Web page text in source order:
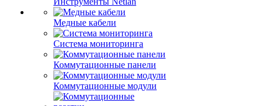
Медные кабели
Система мониторинга
Коммутационные панели
Коммутационные модули